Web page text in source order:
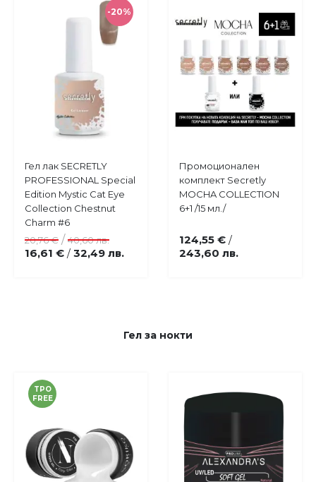
-20%
Добави
в
любими
Купи
Гел лак SECRETLY
PROFESSIONAL Special
Edition Mystic Cat Eye
Collection Chestnut
Charm #6
16,61 € / 32,49 лв.
20,76 € / 40,60 лв.
Добави
в
любими
Купи
Промоционален
комплект Sеcretly
MOCHA COLLECTION
6+1 /15 мл./
124,55 € /
243,60 лв.
Гел за нокти
TPO
FREE